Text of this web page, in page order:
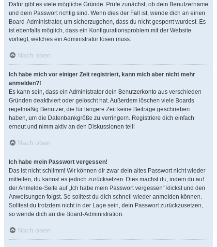
Dafür gibt es viele mögliche Gründe. Prüfe zunächst, ob dein Benutzername
und dein Passwort richtig sind. Wenn dies der Fall ist, wende dich an einen
Board-Administrator, um sicherzugehen, dass du nicht gesperrt wurdest. Es
ist ebenfalls möglich, dass ein Konfigurationsproblem mit der Website
vorliegt, welches ein Administrator lösen muss.
Nach oben
Ich habe mich vor einiger Zeit registriert, kann mich aber nicht mehr
anmelden?!
Es kann sein, dass ein Administrator dein Benutzerkonto aus verschieden
Gründen deaktiviert oder gelöscht hat. Außerdem löschen viele Boards
regelmäßig Benutzer, die für längere Zeit keine Beiträge geschrieben
haben, um die Datenbankgröße zu verringern. Registriere dich einfach
erneut und nimm aktiv an den Diskussionen teil!
Nach oben
Ich habe mein Passwort vergessen!
Das ist nicht schlimm! Wir können dir zwar dein altes Passwort nicht wieder
mitteilen, du kannst es jedoch zurücksetzen. Dies machst du, indem du auf
der Anmelde-Seite auf „Ich habe mein Passwort vergessen“ klickst und den
Anweisungen folgst. So solltest du dich schnell wieder anmelden können.
Solltest du trotzdem nicht in der Lage sein, dein Passwort zurückzusetzen,
so wende dich an die Board-Administration.
Nach oben